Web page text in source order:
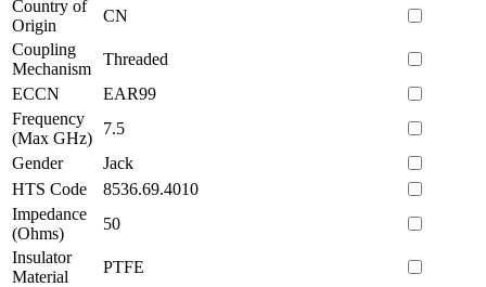
Country of
Origin
CN
Coupling
Mechanism
Threaded
ECCN
EAR99
Frequency
(Max GHz)
7.5
Gender
Jack
HTS Code
8536.69.4010
Impedance
(Ohms)
50
Insulator
Material
PTFE